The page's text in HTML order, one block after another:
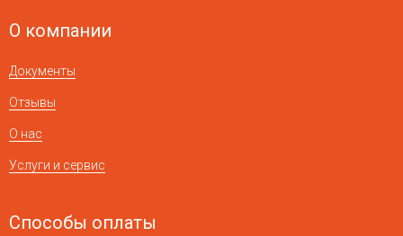
О компании
Документы
Отзывы
О нас
Услуги и сервис
Способы оплаты